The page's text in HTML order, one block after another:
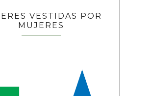
VESTIDAS POR
MUJERES